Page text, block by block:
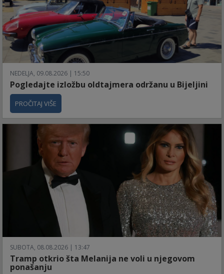
NEDELJA, 09.08.2026 | 15:50
Pogledajte izložbu oldtajmera održanu u Bijeljini
PROČITAJ VIŠE
SUBOTA, 08.08.2026 | 13:47
Tramp otkrio šta Melanija ne voli u njegovom
ponašanju